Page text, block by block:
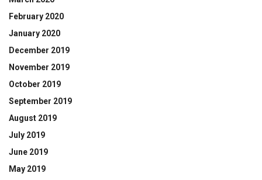
February 2020
January 2020
December 2019
November 2019
October 2019
September 2019
August 2019
July 2019
June 2019
May 2019